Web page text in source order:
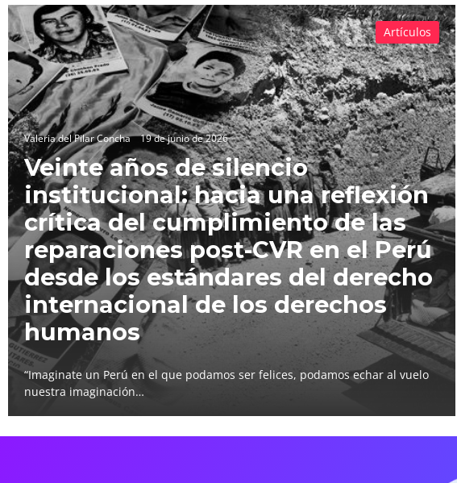
Valeria del Pilar Concha 19 de junio de 2026
Veinte años de silencio
institucional: hacia una reflexión
crítica del cumplimiento de las
reparaciones post-CVR en el Perú
desde los estándares del derecho
internacional de los derechos
humanos
“Imaginate un Perú en el que podamos ser felices, podamos echar al vuelo
nuestra imaginación…
Artículos